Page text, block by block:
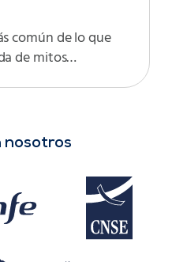
común de lo que
de mitos…
nosotros